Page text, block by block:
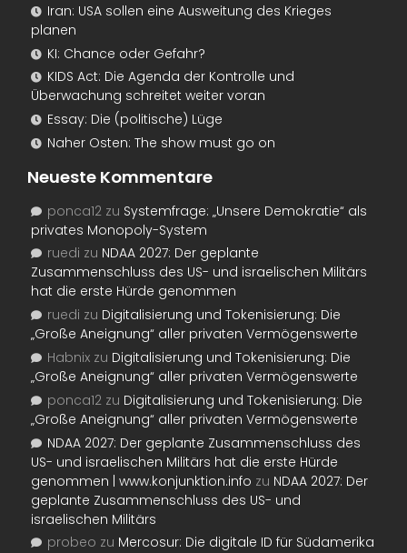
Iran: USA sollen eine Ausweitung des Krieges
planen
KI: Chance oder Gefahr?
KIDS Act: Die Agenda der Kontrolle und
Überwachung schreitet weiter voran
Essay: Die (politische) Lüge
Naher Osten: The show must go on
Neueste Kommentare
ponca12 zu Systemfrage: „Unsere Demokratie“ als
privates Monopoly-System
ruedi zu NDAA 2027: Der geplante
Zusammenschluss des US- und israelischen Militärs
hat die erste Hürde genommen
ruedi zu Digitalisierung und Tokenisierung: Die
„Große Aneignung“ aller privaten Vermögenswerte
Habnix zu Digitalisierung und Tokenisierung: Die
„Große Aneignung“ aller privaten Vermögenswerte
ponca12 zu Digitalisierung und Tokenisierung: Die
„Große Aneignung“ aller privaten Vermögenswerte
NDAA 2027: Der geplante Zusammenschluss des
US- und israelischen Militärs hat die erste Hürde
genommen | www.konjunktion.info zu NDAA 2027: Der
geplante Zusammenschluss des US- und
israelischen Militärs
probeo zu Mercosur: Die digitale ID für Südamerika